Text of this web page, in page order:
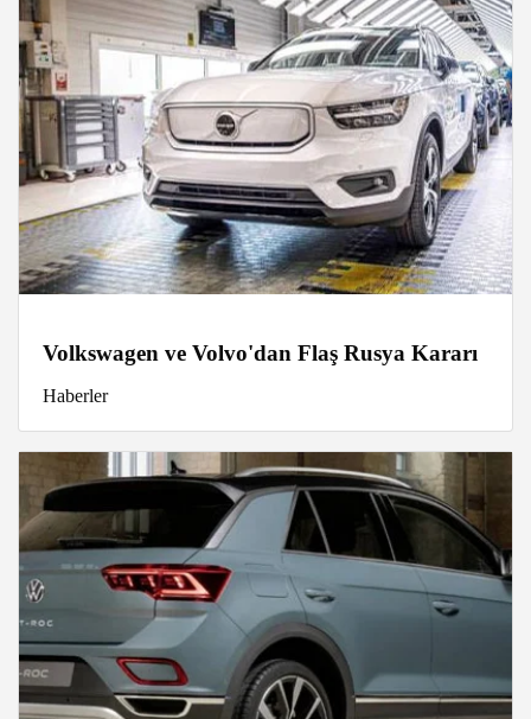
Volkswagen ve Volvo'dan Flaş Rusya Kararı
Haberler